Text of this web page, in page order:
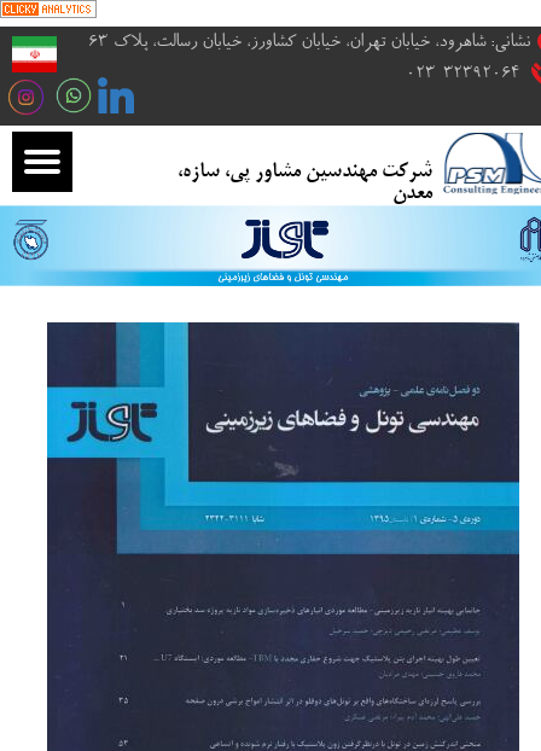
نشانی: شاهرود، خیابان تهران، خیابان کشاورز، خیابان رسالت، پلاک 63
۰۲3-32392064
​​​شرکت مهندسین مشاور پی، سازه،
معدن